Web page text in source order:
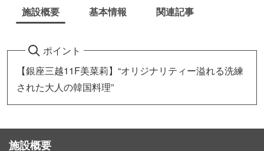
施設概要 基本情報 関連記事
ポイント
【銀座三越11F美菜莉】“オリジナリティー溢れる洗練
された大人の韓国料理”
施設概要